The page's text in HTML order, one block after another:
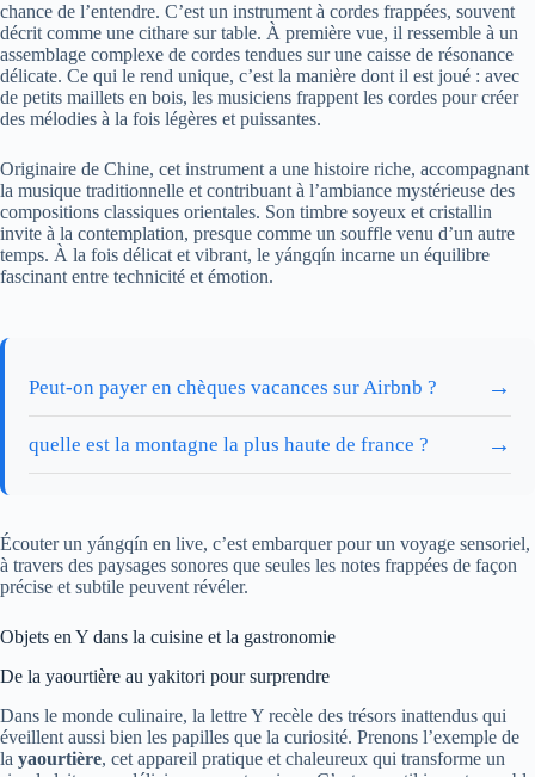
chance de l’entendre. C’est un instrument à cordes frappées, souvent
décrit comme une cithare sur table. À première vue, il ressemble à un
assemblage complexe de cordes tendues sur une caisse de résonance
délicate. Ce qui le rend unique, c’est la manière dont il est joué : avec
de petits maillets en bois, les musiciens frappent les cordes pour créer
des mélodies à la fois légères et puissantes.
Originaire de Chine, cet instrument a une histoire riche, accompagnant
la musique traditionnelle et contribuant à l’ambiance mystérieuse des
compositions classiques orientales. Son timbre soyeux et cristallin
invite à la contemplation, presque comme un souffle venu d’un autre
temps. À la fois délicat et vibrant, le yángqín incarne un équilibre
fascinant entre technicité et émotion.
Peut-on payer en chèques vacances sur Airbnb ? →
quelle est la montagne la plus haute de france ? →
Écouter un yángqín en live, c’est embarquer pour un voyage sensoriel,
à travers des paysages sonores que seules les notes frappées de façon
précise et subtile peuvent révéler.
Objets en Y dans la cuisine et la gastronomie
De la yaourtière au yakitori pour surprendre
Dans le monde culinaire, la lettre Y recèle des trésors inattendus qui
éveillent aussi bien les papilles que la curiosité. Prenons l’exemple de
la yaourtière, cet appareil pratique et chaleureux qui transforme un